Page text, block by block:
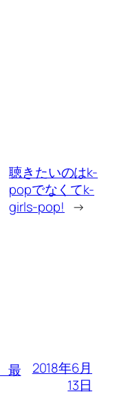
聴きたいのはk-
popでなくてk-
girls-pop! →
最
2018年6月
13日